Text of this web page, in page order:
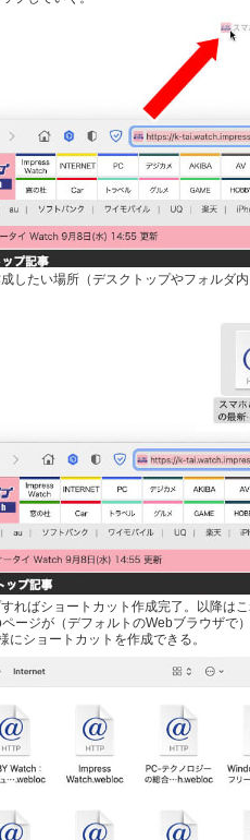
したい場所（デスクトップやフォルダ
ればショートカット作成完了。以降は
ージが（デフォルトのWebブラウザで
にショートカットを作成できる。